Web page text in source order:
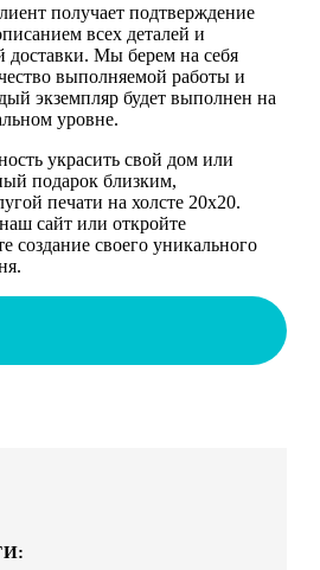
получает подтверждение
всех деталей и
доставки. Мы берем на себя
выполняемой работы и
экземпляр будет выполнен на
уровне.
украсить свой дом или
подарок близким,
печати на холсте 20х20.
сайт или откройте
создание своего уникального